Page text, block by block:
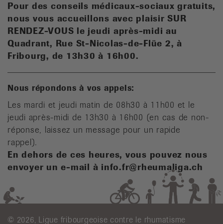
Pour des conseils médicaux-sociaux gratuits,
nous vous accueillons avec plaisir SUR
RENDEZ-VOUS le jeudi après-midi au
Quadrant, Rue St-Nicolas-de-Flüe 2, à
Fribourg, de 13h30 à 16h00.
Nous répondons à vos appels:
Les mardi et jeudi matin de 08h30 à 11h00 et le
jeudi après-midi de 13h30 à 16h00 (en cas de non-
réponse, laissez un message pour un rapide
rappel).
En dehors de ces heures, vous pouvez nous
envoyer un e-mail à info.fr@rheumaliga.ch
© 2026, Ligue fribourgeoise contre le rhumatisme